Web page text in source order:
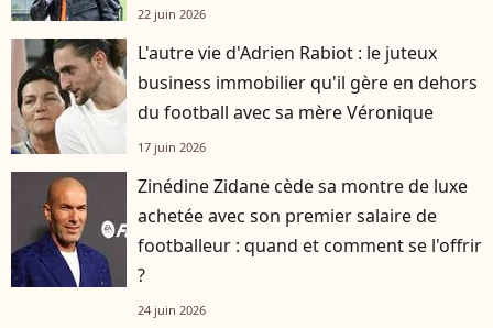
22 juin 2026
L'autre vie d'Adrien Rabiot : le juteux
business immobilier qu'il gère en dehors
du football avec sa mère Véronique
17 juin 2026
Zinédine Zidane cède sa montre de luxe
achetée avec son premier salaire de
footballeur : quand et comment se l'offrir
?
24 juin 2026